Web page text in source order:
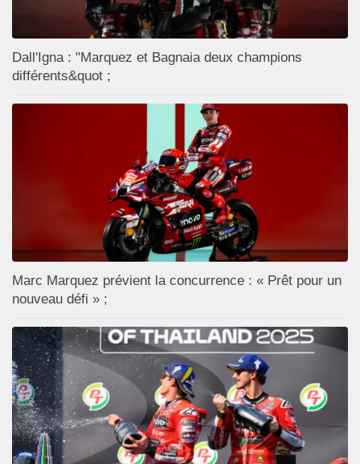
Dall'Igna : "Marquez et Bagnaia deux champions
différents&quot ;
Marc Marquez prévient la concurrence : « Prêt pour un
nouveau défi » ;